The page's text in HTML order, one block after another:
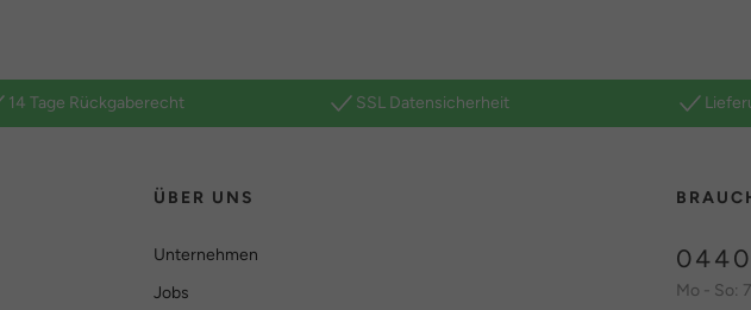
14 Tage Rückgaberecht SSL Datensicherheit
ÜBER UNS
Unternehmen
Jobs
Mo - So: